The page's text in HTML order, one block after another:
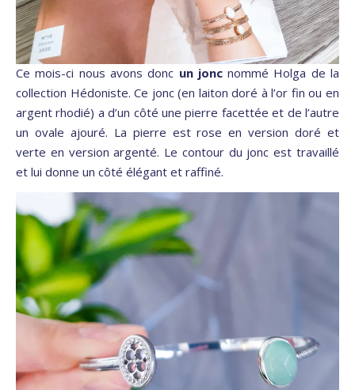
Ce mois-ci nous avons donc un joncnommé Holga de la
collection Hédoniste. Ce jonc (en laiton doré à l’or fin ou en
argent rhodié) a d’un côté une pierre facettée et de l’autre
un ovale ajouré. La pierre est rose en version doré et
verte en version argenté. Le contour du jonc est travaillé
et lui donne un côté élégant et raffiné.